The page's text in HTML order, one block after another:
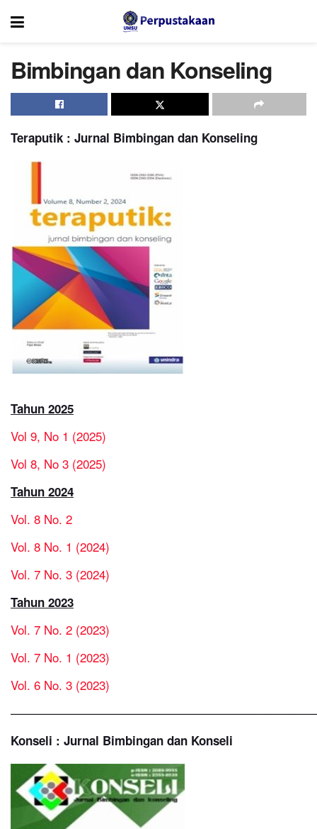
Bimbingan dan Konseling
Teraputik : Jurnal Bimbingan dan Konseling
Tahun 2025
Vol 9, No 1 (2025)
Vol 8, No 3 (2025)
Tahun 2024
Vol. 8 No. 2
Vol. 8 No. 1 (2024)
Vol. 7 No. 3 (2024)
Tahun 2023
Vol. 7 No. 2 (2023)
Vol. 7 No. 1 (2023)
Vol. 6 No. 3 (2023)
Konseli : Jurnal Bimbingan dan Konseli